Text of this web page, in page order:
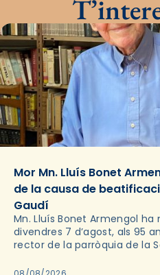
Mor Mn. Lluís Bonet
de la causa de
Gaudí
Mn. Lluís Bonet Armengol
divendres 7 d’agost, als 95
rector de la parròquia de la
2018,…